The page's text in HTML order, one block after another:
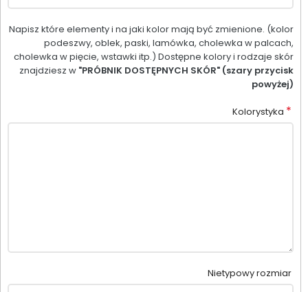
Napisz które elementy i na jaki kolor mają być zmienione. (kolor
podeszwy, oblek, paski, lamówka, cholewka w palcach,
cholewka w pięcie, wstawki itp.) Dostępne kolory i rodzaje skór
znajdziesz w "PRÓBNIK DOSTĘPNYCH SKÓR" (szary przycisk
powyżej)
Kolorystyka *
Nietypowy rozmiar